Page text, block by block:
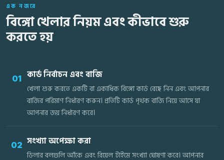
এক নজরে
বিঙ্গো খেলার নিয়ম এবং কীভাবে শুরু
করতে হয়
01 কার্ড নির্বাচন এবং বাজি
খেলা শুরু করতে একটি বা একাধিক বিঙ্গো কার্ড বেছে নিন এবং আপনার
বাজির পরিমাণ নির্ধারণ করুন। প্রতিটি কার্ড পৃথক বাজি নিয়ে আসে যা
আপনার জয় নির্ধারণ করে।
02 সংখ্যা অপেক্ষা করা
ডিলার বলগুলি আঁকে এবং রিয়েল টাইমে সংখ্যা ঘোষণা করে। আপনার